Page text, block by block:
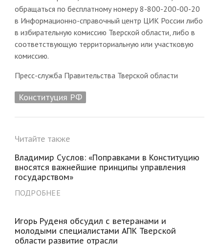
обращаться по бесплатному номеру 8-800-200-00-20
в Информационно-справочный центр ЦИК России либо
в избирательную комиссию Тверской области, либо в
соответствующую территориальную или участковую
комиссию.
Пресс-служба Правительства Тверской области
Конституция РФ
Читайте также
Владимир Суслов: «Поправками в Конституцию
вносятся важнейшие принципы управления
государством»
ПОДРОБНЕЕ
Игорь Руденя обсудил с ветеранами и
молодыми специалистами АПК Тверской
области развитие отрасли